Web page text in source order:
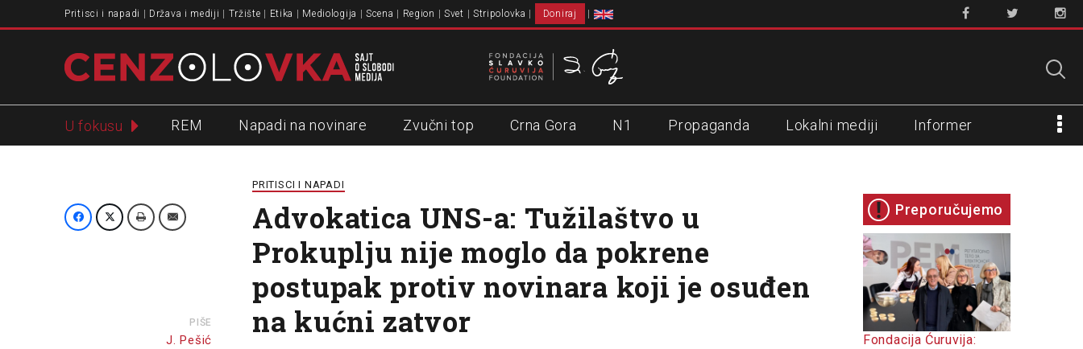
Pritisci i napadi Država i mediji Tržište Etika Mediologija Scena Region Svet Stripolovka Doniraj
U fokusu REM Napadi na novinare Zvučni top Crna Gora N1 Propaganda Lokalni mediji Informer
PIŠE
J. Pešić
PRITISCI I NAPADI
Advokatica UNS-a: Tužilaštvo u
Prokuplju nije moglo da pokrene
postupak protiv novinara koji je osuđen
na kućni zatvor
Preporučujemo
Fondacija Ćuruvija: